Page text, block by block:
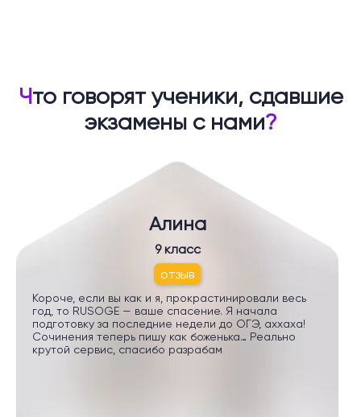
Что говорят ученики, сдавшие
экзамены с нами?
Алина
9 класс
отзыв
Короче, если вы как и я, прокрастинировали весь
год, то RUSOGE — ваше спасение. Я начала
подготовку за последние недели до ОГЭ, аххаха!
Сочинения теперь пишу как боженька… Реально
крутой сервис, спасибо разрабам